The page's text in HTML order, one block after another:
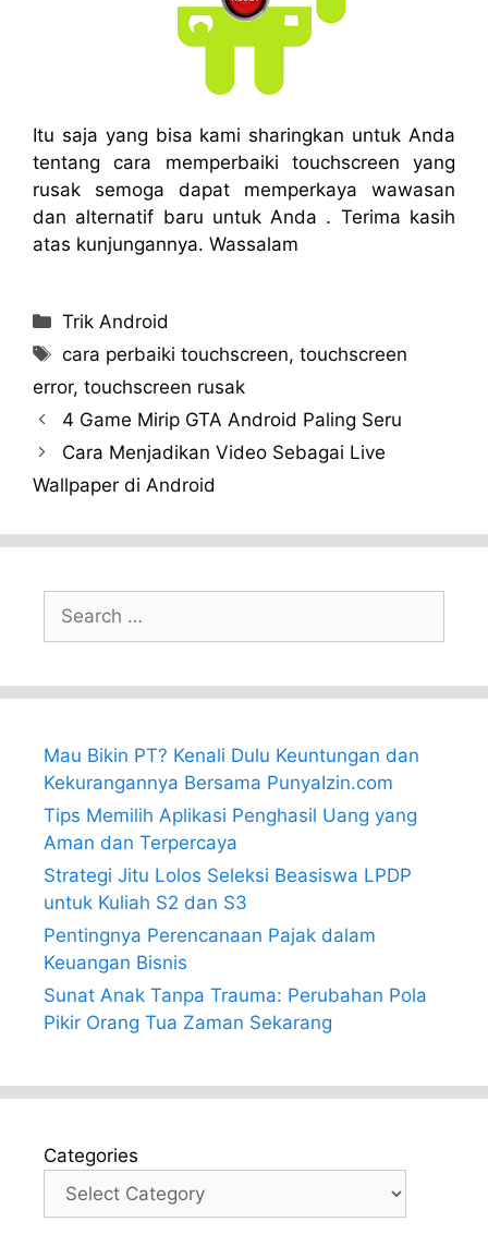
Itu saja yang bisa kami sharingkan untuk Anda
tentang cara memperbaiki touchscreen yang
rusak semoga dapat memperkaya wawasan
dan alternatif baru untuk Anda . Terima kasih
atas kunjungannya. Wassalam
Categories
Trik Android
Tags
cara perbaiki touchscreen,touchscreen
error, touchscreen rusak
4 Game Mirip GTA Android Paling Seru
Cara Menjadikan Video Sebagai Live
Wallpaper di Android
for:
Mau Bikin PT? Kenali Dulu Keuntungan dan
Kekurangannya Bersama PunyaIzin.com
Tips Memilih Aplikasi Penghasil Uang yang
Aman dan Terpercaya
Strategi Jitu Lolos Seleksi Beasiswa LPDP
untuk Kuliah S2 dan S3
Pentingnya Perencanaan Pajak dalam
Keuangan Bisnis
Sunat Anak Tanpa Trauma: Perubahan Pola
Pikir Orang Tua Zaman Sekarang
Categories